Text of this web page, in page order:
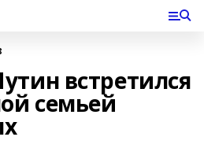
встретился
семьей